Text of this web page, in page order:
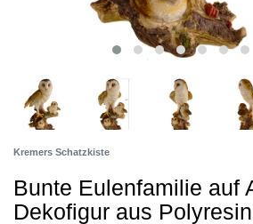
Kremers Schatzkiste
Bunte Eulenfamilie auf
Dekofigur aus